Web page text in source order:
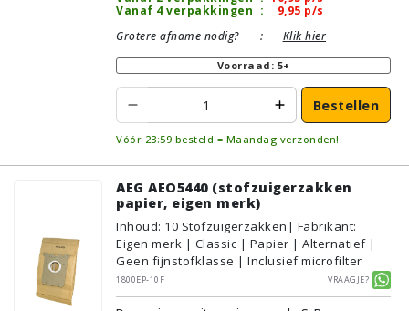
Vanaf 4 verpakkingen : 9,95 p/s
Grotere afname nodig?
: Klik hier
Voorraad: 5+
Bestellen
Vóór 23:59 besteld = Maandag verzonden!
AEG AEO5440 (stofzuigerzakken
papier, eigen merk)
Inhoud: 10 Stofzuigerzakken | Fabrikant:
Eigen merk | Classic | Papier | Alternatief |
Geen fijnstofklasse | Inclusief microfilter
1800EP-10F
Vraagje?